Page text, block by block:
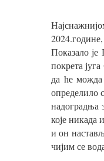
Показало је
покрета
да ће
определило
надоградња
које никада
и он
чијим се